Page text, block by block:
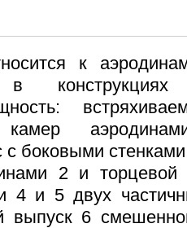
к
в конструкциях
с боковыми
2 и торцевой
4 и 5 двух
выпуск 6